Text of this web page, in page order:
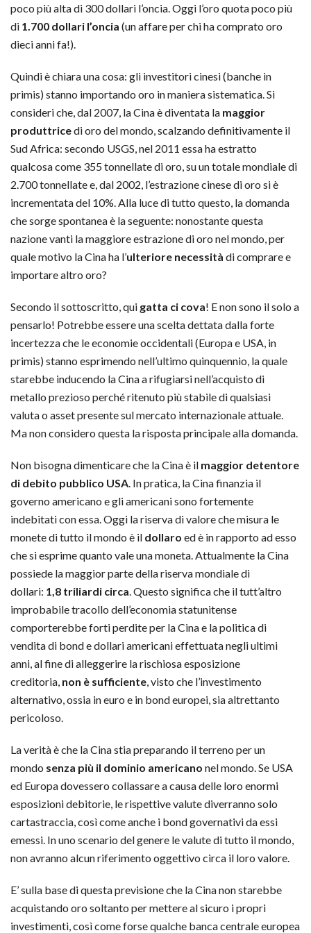
poco più alta di 300 dollari l’oncia. Oggi l’oro quota poco più
di 1.700 dollari l’oncia (un affare per chi ha comprato oro
dieci anni fa!).
Quindi è chiara una cosa: gli investitori cinesi (banche in
primis) stanno importando oro in maniera sistematica. Si
consideri che, dal 2007, la Cina è diventata la maggior
produttricedi oro del mondo, scalzando definitivamente il
Sud Africa: secondo USGS, nel 2011 essa ha estratto
qualcosa come 355 tonnellate di oro, su un totale mondiale di
2.700 tonnellate e, dal 2002, l’estrazione cinese di oro si è
incrementata del 10%. Alla luce di tutto questo, la domanda
che sorge spontanea è la seguente: nonostante questa
nazione vanti la maggiore estrazione di oro nel mondo, per
quale motivo la Cina ha l’ulteriore necessità di comprare e
importare altro oro?
Secondo il sottoscritto, qui gatta ci cova! E non sono il solo a
pensarlo! Potrebbe essere una scelta dettata dalla forte
incertezza che le economie occidentali (Europa e USA, in
primis) stanno esprimendo nell’ultimo quinquennio, la quale
starebbe inducendo la Cina a rifugiarsi nell’acquisto di
metallo prezioso perché ritenuto più stabile di qualsiasi
valuta o asset presente sul mercato internazionale attuale.
Ma non considero questa la risposta principale alla domanda.
Non bisogna dimenticare che la Cina è il maggior detentore
di debito pubblico USA. In pratica, la Cina finanzia il
governo americano e gli americani sono fortemente
indebitati con essa. Oggi la riserva di valore che misura le
monete di tutto il mondo è il dollaro ed è in rapporto ad esso
che si esprime quanto vale una moneta. Attualmente la Cina
possiede la maggior parte della riserva mondiale di
dollari: 1,8 triliardi circa. Questo significa che il tutt’altro
improbabile tracollo dell’economia statunitense
comporterebbe forti perdite per la Cina e la politica di
vendita di bond e dollari americani effettuata negli ultimi
anni, al fine di alleggerire la rischiosa esposizione
creditoria, non è sufficiente, visto che l’investimento
alternativo, ossia in euro e in bond europei, sia altrettanto
pericoloso.
La verità è che la Cina stia preparando il terreno per un
mondo senza più il dominio americano nel mondo. Se USA
ed Europa dovessero collassare a causa delle loro enormi
esposizioni debitorie, le rispettive valute diverranno solo
cartastraccia, così come anche i bond governativi da essi
emessi. In uno scenario del genere le valute di tutto il mondo,
non avranno alcun riferimento oggettivo circa il loro valore.
E’ sulla base di questa previsione che la Cina non starebbe
acquistando oro soltanto per mettere al sicuro i propri
investimenti, così come forse qualche banca centrale europea